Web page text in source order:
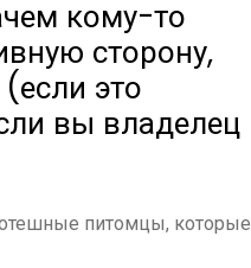
кому-то
сторону,
это
вы владелец
питомцы, которые